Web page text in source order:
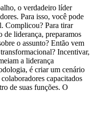
o verdadeiro líder
Para isso, você pode
Complicou? Para tirar
de liderança, preparamos
o assunto? Então vem
Incentivar,
a liderança
é criar um cenário
capacitados
de suas funções. O